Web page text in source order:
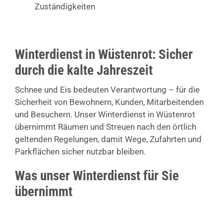
Zuständigkeiten
Winterdienst in Wüstenrot: Sicher
durch die kalte Jahreszeit
Schnee und Eis bedeuten Verantwortung – für die
Sicherheit von Bewohnern, Kunden, Mitarbeitenden
und Besuchern. Unser Winterdienst in Wüstenrot
übernimmt Räumen und Streuen nach den örtlich
geltenden Regelungen, damit Wege, Zufahrten und
Parkflächen sicher nutzbar bleiben.
Was unser Winterdienst für Sie
übernimmt